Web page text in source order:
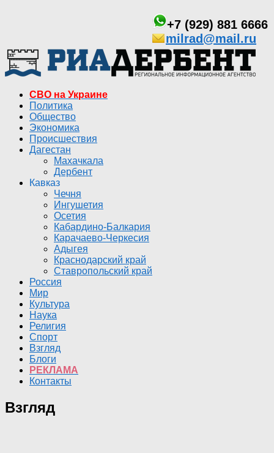
+7 (929) 881 6666
milrad@mail.ru
СВО на Украине
Политика
Общество
Экономика
Происшествия
Дагестан
Махачкала
Дербент
Кавказ
Чечня
Ингушетия
Осетия
Кабардино-Балкария
Карачаево-Черкесия
Адыгея
Краснодарский край
Ставропольский край
Россия
Мир
Культура
Наука
Религия
Спорт
Взгляд
Блоги
РЕКЛАМА
Контакты
Взгляд